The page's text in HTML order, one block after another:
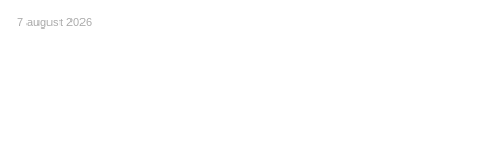
7 august 2026